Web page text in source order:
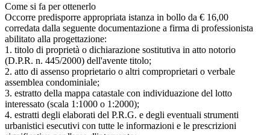
Come si fa per ottenerlo
Occorre predisporre appropriata istanza in bollo da € 16,00
corredata dalla seguente documentazione a firma di professionista
abilitato alla progettazione:
1. titolo di proprietà o dichiarazione sostitutiva in atto notorio
(D.P.R. n. 445/2000) dell'avente titolo;
2. atto di assenso proprietario o altri comproprietari o verbale
assemblea condominiale;
3. estratto della mappa catastale con individuazione del lotto
interessato (scala 1:1000 o 1:2000);
4. estratti degli elaborati del P.R.G. e degli eventuali strumenti
urbanistici esecutivi con tutte le informazioni e le prescrizioni